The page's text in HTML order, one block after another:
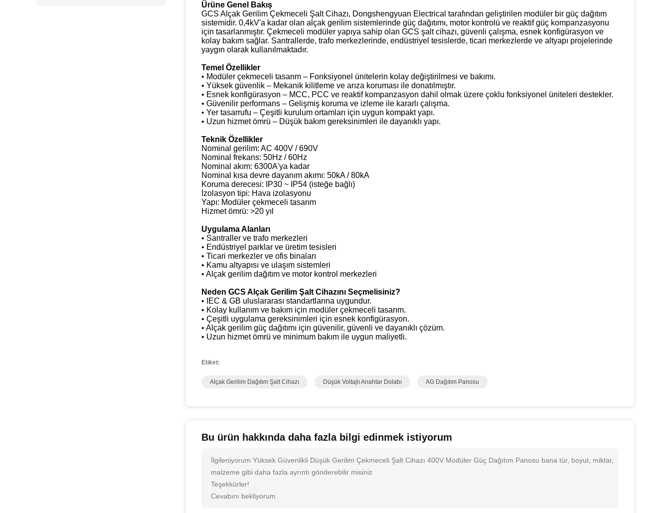
Ürüne Genel Bakış
GCS Alçak Gerilim Çekmeceli Şalt Cihazı, Dongshengyuan Electrical tarafından geliştirilen modüler bir güç dağıtım
sistemidir. 0,4kV'a kadar olan alçak gerilim sistemlerinde güç dağıtımı, motor kontrolü ve reaktif güç kompanzasyonu
için tasarlanmıştır. Çekmeceli modüler yapıya sahip olan GCS şalt cihazı, güvenli çalışma, esnek konfigürasyon ve
kolay bakım sağlar. Santrallerde, trafo merkezlerinde, endüstriyel tesislerde, ticari merkezlerde ve altyapı projelerinde
yaygın olarak kullanılmaktadır.
Temel Özellikler
• Modüler çekmeceli tasarım – Fonksiyonel ünitelerin kolay değiştirilmesi ve bakımı.
• Yüksek güvenlik – Mekanik kilitleme ve arıza koruması ile donatılmıştır.
• Esnek konfigürasyon – MCC, PCC ve reaktif kompanzasyon dahil olmak üzere çoklu fonksiyonel üniteleri destekler.
• Güvenilir performans – Gelişmiş koruma ve izleme ile kararlı çalışma.
• Yer tasarrufu – Çeşitli kurulum ortamları için uygun kompakt yapı.
• Uzun hizmet ömrü – Düşük bakım gereksinimleri ile dayanıklı yapı.
Teknik Özellikler
Nominal gerilim: AC 400V / 690V
Nominal frekans: 50Hz / 60Hz
Nominal akım: 6300A'ya kadar
Nominal kısa devre dayanım akımı: 50kA / 80kA
Koruma derecesi: IP30 ~ IP54 (isteğe bağlı)
İzolasyon tipi: Hava izolasyonu
Yapı: Modüler çekmeceli tasarım
Hizmet ömrü: >20 yıl
Uygulama Alanları
• Santraller ve trafo merkezleri
• Endüstriyel parklar ve üretim tesisleri
• Ticari merkezler ve ofis binaları
• Kamu altyapısı ve ulaşım sistemleri
• Alçak gerilim dağıtım ve motor kontrol merkezleri
Neden GCS Alçak Gerilim Şalt Cihazını Seçmelisiniz?
• IEC & GB uluslararası standartlarına uygundur.
• Kolay kullanım ve bakım için modüler çekmeceli tasarım.
• Çeşitli uygulama gereksinimleri için esnek konfigürasyon.
• Alçak gerilim güç dağıtımı için güvenilir, güvenli ve dayanıklı çözüm.
• Uzun hizmet ömrü ve minimum bakım ile uygun maliyetli.
Etiket:
Alçak Gerilim Dağıtım Şalt Cihazı Düşük Voltajlı Anahtar Dolabı AG Dağıtım Panosu
Bu ürün hakkında daha fazla bilgi edinmek istiyorum
İlgileniyorum Yüksek Güvenlikli Düşük Gerilim Çekmeceli Şalt Cihazı 400V Modüler Güç Dağıtım Panosu bana tür, boyut, miktar,
malzeme gibi daha fazla ayrıntı gönderebilir misiniz
Teşekkürler!
Cevabını bekliyorum.